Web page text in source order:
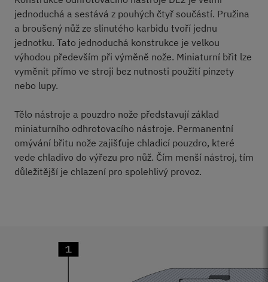
jednoduchá a sestává z pouhých čtyř součástí. Pružina
a broušený nůž ze slinutého karbidu tvoří jednu
jednotku. Tato jednoduchá konstrukce je velkou
výhodou především při výměně nože. Miniaturní břit lze
vyměnit přímo ve stroji bez nutnosti použití pinzety
nebo lupy.
Tělo nástroje a pouzdro nože představují základ
miniaturního odhrotovacího nástroje. Permanentní
omývání břitu nože zajišťuje chladicí pouzdro, které
vede chladivo do výřezu pro nůž. Čím menší nástroj, tím
důležitější je chlazení pro spolehlivý provoz.